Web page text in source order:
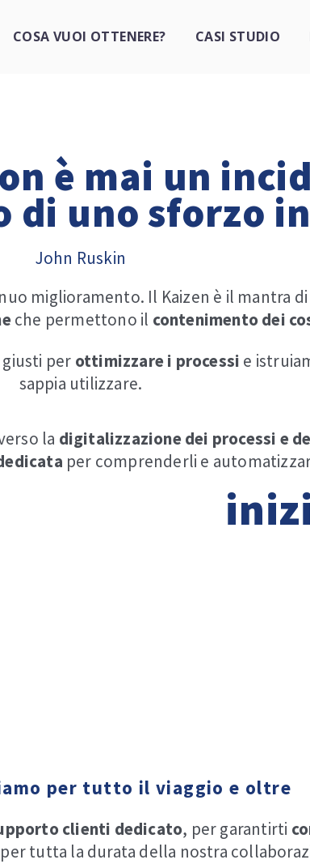
COSA VUOI OTTENERE? CASI STUDIO
è mai un
di uno sforzo
John Ruskin
miglioramento. Il Kaizen è il mantra di
che permettono il contenimento dei
giusti per ottimizzarei processi e
sappia utilizzare.
la digitalizzazionedei processi e
per comprenderli e
per tutto il viaggio e oltre
clienti dedicato, per garantirti
tutta la durata della nostra